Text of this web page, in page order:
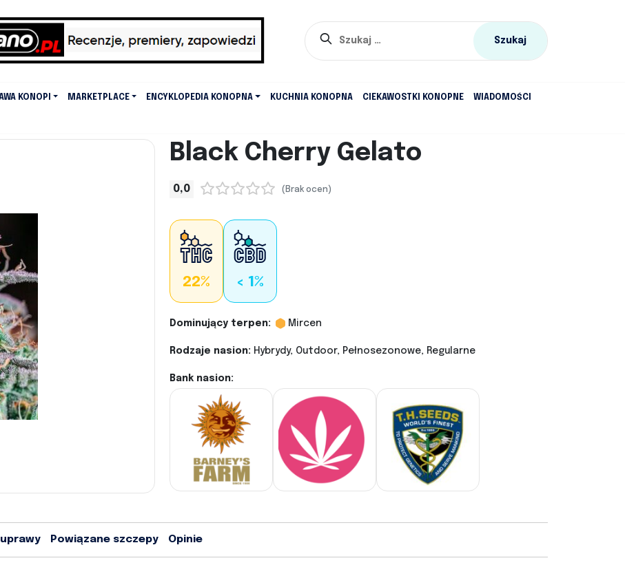
KONOPI MARKETPLACE ENCYKLOPEDIA KONOPNA KUCHNIA KONOPNA CIEKAWOSTKI KONOPNE WIADOMOŚCI
Black Cherry Gelato
0,0 (Brak ocen)
22% < 1%
Dominujący terpen: Mircen
Rodzaje nasion: Hybrydy, Outdoor, Pełnosezonowe, Regularne
Bank nasion:
Powiązane szczepy Opinie